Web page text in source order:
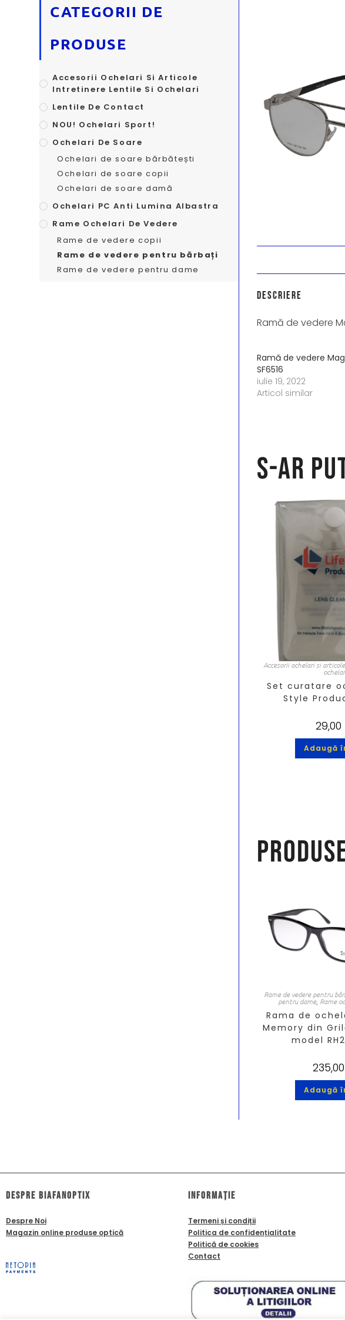
Descriere
Ramă de vedere
Ramă de vedere
SF6516
iulie 19, 2022
Articol similar
S-ar
Accesorii ochelari si
Set curatare
Style
29,00
Adaugă
Rame de vedere pentru
pentru dame, Rame
Rama de
Memory din
model
235,00
Adaugă
CATEGORII DE
PRODUSE
Accesorii Ochelari Si Articole
Intretinere Lentile Si Ochelari
Lentile De Contact
NOU! Ochelari Sport!
Ochelari De Soare
Ochelari de soare bărbătești
Ochelari de soare copii
Ochelari de soare damă
Ochelari PC Anti Lumina Albastra
Rame Ochelari De Vedere
Rame de vedere copii
Rame de vedere pentru bărbați
Rame de vedere pentru dame
dESPRE biafanoptix
Despre Noi
Magazin online produse optică
Informație
Termeni și condiții
Politica de confidențialitate
Politică de cookies
Contact